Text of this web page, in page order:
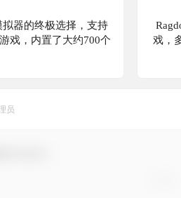
器的终极选择，支持
戏，内置了大约700个
戏，
员